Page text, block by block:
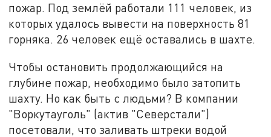
пожар. Под землёй работали 111 человек, из
которых удалось вывести на поверхность 81
горняка. 26 человек ещё оставались в шахте.
Чтобы остановить продолжающийся на
глубине пожар, необходимо было затопить
шахту. Но как быть с людьми? В компании
"Воркутауголь" (актив "Северстали")
посетовали, что заливать штреки водой